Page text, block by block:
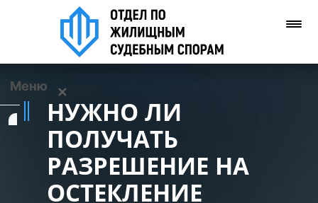
Меню ✕
НУЖНО ЛИ
ПОЛУЧАТЬ
РАЗРЕШЕНИЕ НА
ОСТЕКЛЕНИЕ